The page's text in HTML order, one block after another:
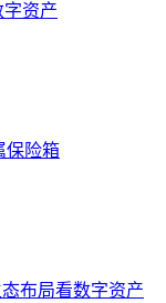
字资产
保险箱
布局看数字资产